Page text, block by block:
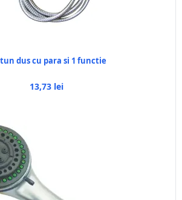
dus cu para si 1 functie
13,73 lei